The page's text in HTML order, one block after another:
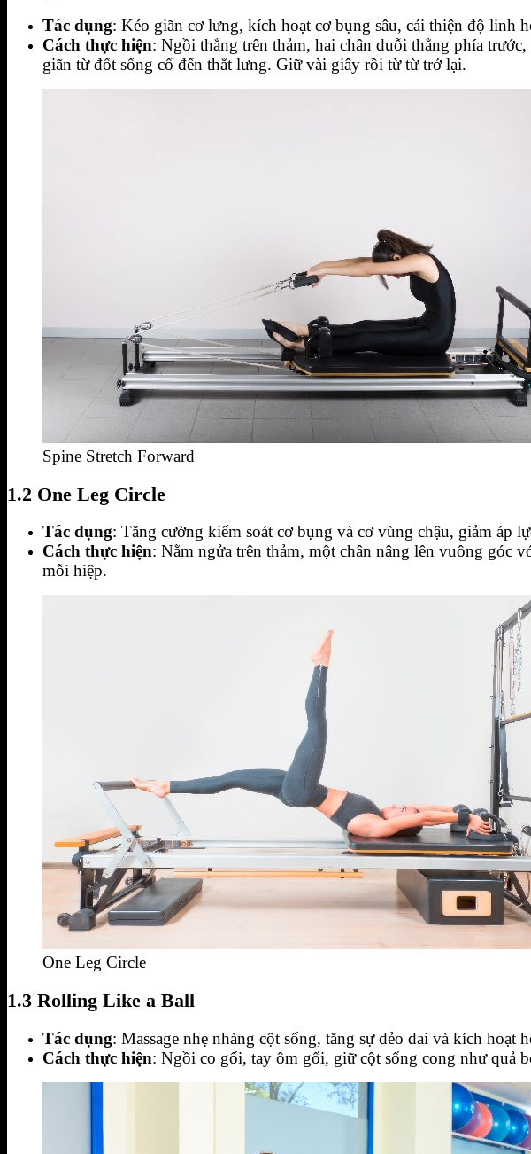
Tác dụng: Kéo giãn cơ lưng, kích hoạt cơ bụng sâu, cải thiện độ linh
Cách thực hiện: Ngồi thẳng trên thảm, hai chân duỗi thẳng phía
giãn từ đốt sống cổ đến thắt lưng. Giữ vài giây rồi từ từ trở lại.
Spine Stretch Forward
1.2 One Leg Circle
Tác dụng: Tăng cường kiểm soát cơ bụng và cơ vùng chậu, giảm áp
Cách thực hiện: Nằm ngửa trên thảm, một chân nâng lên vuông góc
mỗi hiệp.
One Leg Circle
1.3 Rolling Like a Ball
Tác dụng: Massage nhẹ nhàng cột sống, tăng sự dẻo dai và kích hoạt
Cách thực hiện: Ngồi co gối, tay ôm gối, giữ cột sống cong như quả